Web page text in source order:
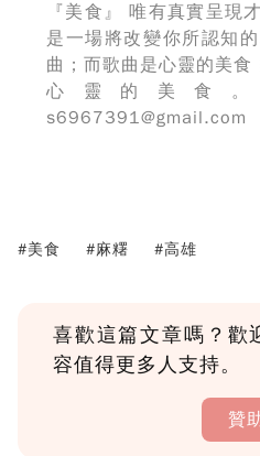
『美食』 唯有真實呈現
是一場將改變你所認知
曲；而歌曲是心靈的美
心靈的美食
s6967391@gmail.com
#美食 #麻糬 #高雄
喜歡這篇文章嗎？歡
容值得更多人支持。
贊